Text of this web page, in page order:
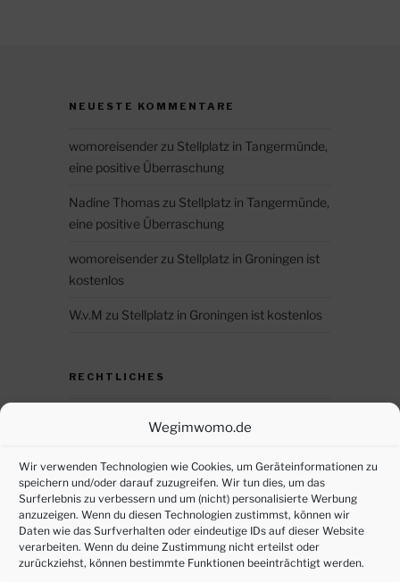
Wegimwomo.de
Wir verwenden Technologien wie Cookies, um Geräteinformationen zu
speichern und/oder darauf zuzugreifen. Wir tun dies, um das
Surferlebnis zu verbessern und um (nicht) personalisierte Werbung
anzuzeigen. Wenn du diesen Technologien zustimmst, können wir
Daten wie das Surfverhalten oder eindeutige IDs auf dieser Website
verarbeiten. Wenn du deine Zustimmung nicht erteilst oder
zurückziehst, können bestimmte Funktionen beeinträchtigt werden.
NEUESTE KOMMENTARE
womoreisenderzu Stellplatz in Tangermünde,
eine positive Überraschung
Nadine Thomaszu Stellplatz in Tangermünde,
eine positive Überraschung
womoreisenderzu Stellplatz in Groningen ist
kostenlos
W.v.M zu Stellplatz in Groningen ist kostenlos
RECHTLICHES
Impressum
Cookie-Richtlinie (EU)